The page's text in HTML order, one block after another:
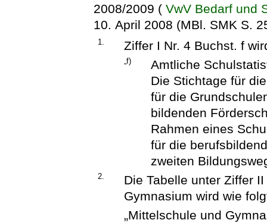
2008/2009 (VwV Bedarf und
10. April 2008 (MBl. SMK S.
1. Ziffer I Nr. 4 Buchst. f
„f)
Amtliche
Die Stichtage für
für die
bildenden
Rahmen eines
für die
zweiten
2.
Die Tabelle unter Ziffer
Gymnasium wird wie
„Mittelschule und